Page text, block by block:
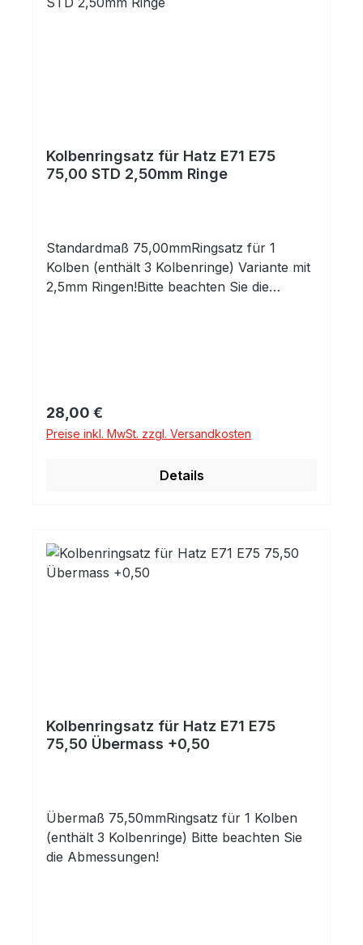
Kolbenringsatz für Hatz E71 E75
75,00 STD 2,50mm Ringe
Standardmaß 75,00mmRingsatz für 1
Kolben (enthält 3 Kolbenringe) Variante mit
2,5mm Ringen!Bitte beachten Sie die
Regulärer Preis:
28,00 €
Preise inkl. MwSt. zzgl. Versandkosten
Details
Kolbenringsatz für Hatz E71 E75
75,50 Übermass +0,50
Übermaß 75,50mmRingsatz für 1 Kolben
(enthält 3 Kolbenringe) Bitte beachten Sie
die Abmessungen!